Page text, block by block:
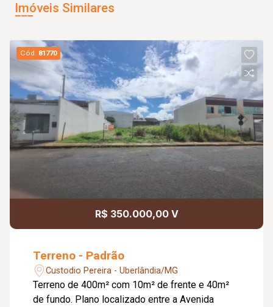
Imóveis Similares
Cód. 81770
R$ 350.000,00 V
Terreno - Padrão
Custodio Pereira - Uberlândia/MG
Terreno de 400m² com 10m² de frente e 40m²
de fundo. Plano localizado entre a Avenida